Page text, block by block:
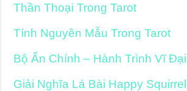
Thần Thoại Trong Tarot
Tính Nguyên Mẫu Trong Tarot
Bộ Ẩn Chính – Hành Trình Vĩ Đại
Giải Nghĩa Lá Bài Happy